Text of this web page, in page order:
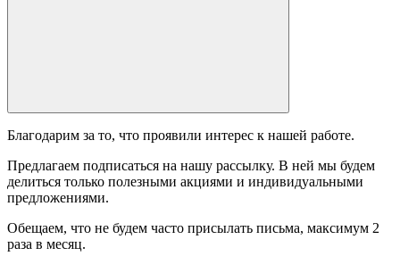
Благодарим за то, что проявили интерес к нашей работе.
Предлагаем подписаться на нашу рассылку. В ней мы будем
делиться только полезными акциями и индивидуальными
предложениями.
Обещаем, что не будем часто присылать письма, максимум 2
раза в месяц.